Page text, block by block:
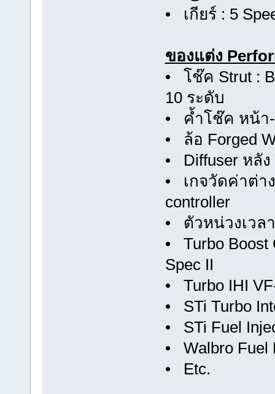
• เกียร์ : 5
ของแต่ง
• โช๊ค Strut :
10 ระดับ
• ค้ำโช๊ค หน้า-
• ล้อ Forged
• Diffuser หลั
• เกจวัดค่าต่า
controller
• ตัวหน่วงเวล
• Turbo Boost
Spec II
• Turbo IHI
• STi Turbo
• STi Fuel
• Walbro Fuel
• Etc.